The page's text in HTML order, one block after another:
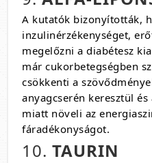
A kutatók bizonyították,
inzulinérzékenységet,
megelőzni a diabétesz
már cukorbetegségben
csökkenti a
anyagcserén keresztül
miatt növeli az
fáradékonyságot.
10. TAURIN